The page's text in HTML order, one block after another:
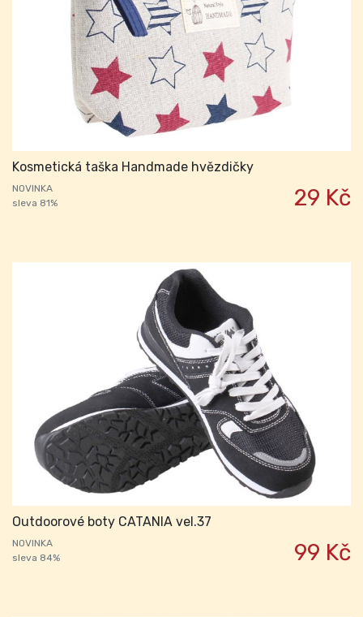
Kosmetická taška Handmade hvězdičky
NOVINKA
sleva 81%
29 Kč
Outdoorové boty CATANIA vel.37
NOVINKA
sleva 84%
99 Kč